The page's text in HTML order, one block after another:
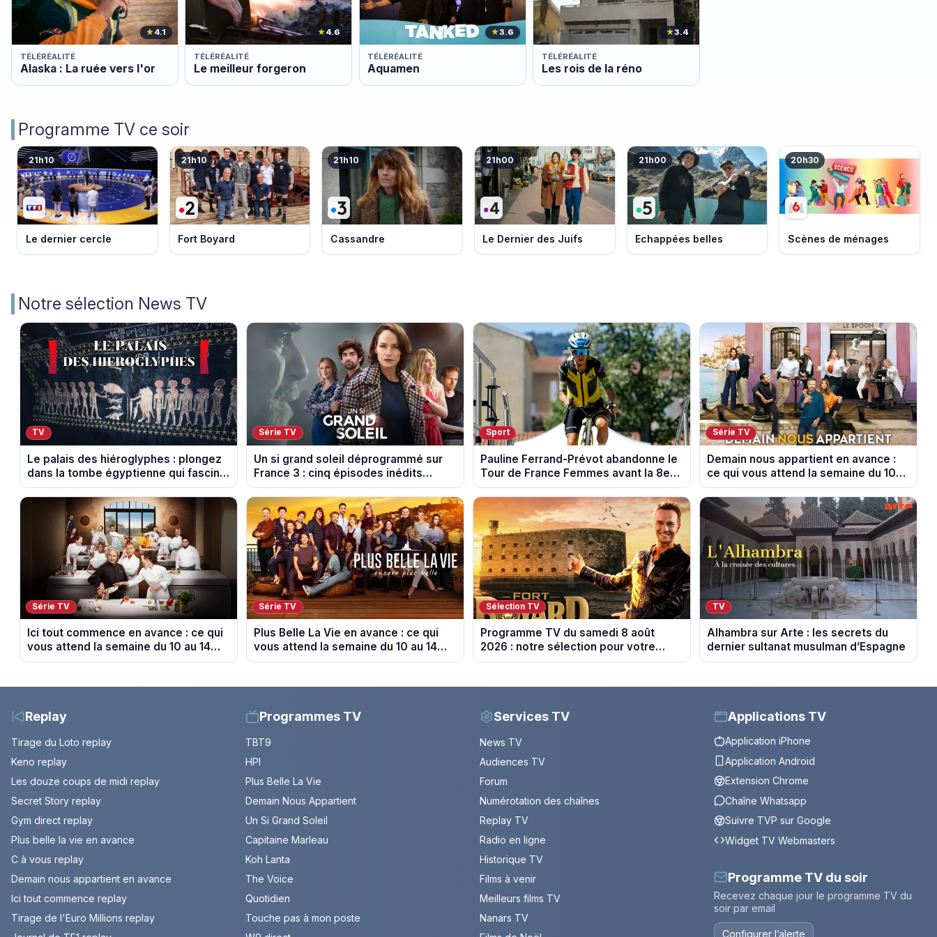
★4.1
TÉLÉRÉALITÉ
Alaska : La ruée vers l'or
★4.6
TÉLÉRÉALITÉ
Le meilleur forgeron
★3.6
TÉLÉRÉALITÉ
Aquamen
★3.4
TÉLÉRÉALITÉ
Les rois de la réno
Programme TV ce soir
21h10
Le dernier cercle
21h10
Fort Boyard
21h10
Cassandre
21h00
Le Dernier des Juifs
21h00
Echappées belles
20h30
Scènes de ménages
Notre sélection News TV
TV
Le palais des hiéroglyphes : plongez
dans la tombe égyptienne qui fascine
les archéologues
Série TV
Un si grand soleil déprogrammé sur
France 3 : cinq épisodes inédits
diffusés le 13 août
Sport
Pauline Ferrand-Prévot abandonne le
Tour de France Femmes avant la 8e
étape
Série TV
Demain nous appartient en avance :
ce qui vous attend la semaine du 10
au 14 août 2026 (spoiler)
Série TV
Ici tout commence en avance : ce qui
vous attend la semaine du 10 au 14
août 2026 (spoiler)
Série TV
Plus Belle La Vie en avance : ce qui
vous attend la semaine du 10 au 14
août 2026 (spoiler)
Sélection TV
Programme TV du samedi 8 août
2026 : notre sélection pour votre
soirée télé
TV
Alhambra sur Arte : les secrets du
dernier sultanat musulman d’Espagne
Replay
Tirage du Loto replay
Keno replay
Les douze coups de midi replay
Secret Story replay
Gym direct replay
Plus belle la vie en avance
C à vous replay
Demain nous appartient en avance
Ici tout commence replay
Tirage de l'Euro Millions replay
Programmes TV
TBT9
HPI
Plus Belle La Vie
Demain Nous Appartient
Un Si Grand Soleil
Capitaine Marleau
Koh Lanta
The Voice
Quotidien
Touche pas à mon poste
Services TV
News TV
Audiences TV
Forum
Numérotation des chaînes
Replay TV
Radio en ligne
Historique TV
Films à venir
Meilleurs films TV
Nanars TV
Applications TV
Application iPhone
Application Android
Extension Chrome
Chaîne Whatsapp
Suivre TVP sur Google
Widget TV Webmasters
Programme TV du soir
Recevez chaque jour le programme TV du
soir par email
Configurer l’alerte